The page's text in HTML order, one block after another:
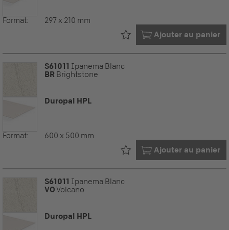
Format: 297 x 210 mm
Ajouter au panier
Déjà dans votre
S61011 Ipanema Blanc
BR Brightstone
Duropal HPL
Format: 600 x 500 mm
Ajouter au panier
Déjà dans votre
S61011 Ipanema Blanc
VOVolcano
Duropal HPL